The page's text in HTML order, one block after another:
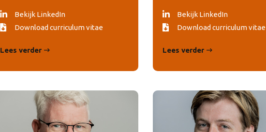
Bekijk LinkedIn
Download curriculum vitae
Lees verder
Bekijk LinkedIn
Download curriculum vitae
Lees verder